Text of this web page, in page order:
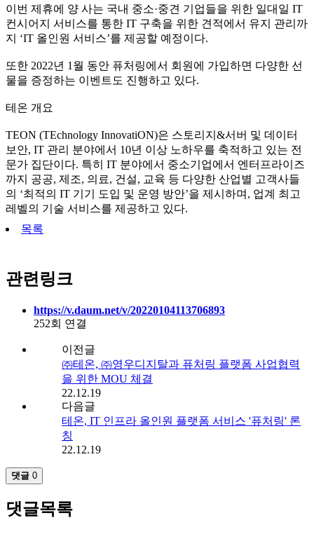
이번 제휴에 양 사는 국내 중소·중견 기업들을 위한 일대일 IT
컨시어지 서비스를 통한 IT 구축을 위한 견적에서 유지 관리까
지 ‘IT 올인원 서비스’를 제공할 예정이다.
또한 2022년 1월 동안 퓨처링에서 회원에 가입하면 다양한 선
물을 증정하는 이벤트도 진행하고 있다.
테온 개요
TEON (TEchnology InnovatiON)은 스토리지&서버 및 데이터
보안, IT 관리 분야에서 10년 이상 노하우를 축적하고 있는 전
문가 집단이다. 특히 IT 분야에서 중소기업에서 엔터프라이즈
까지 공공, 제조, 의료, 건설, 교육 등 다양한 산업별 고객사들
의 ‘최적의 IT 기기 도입 및 운영 방안’을 제시하며, 업계 최고
레벨의 기술 서비스를 제공하고 있다.
목록
관련링크
https://v.daum.net/v/20220104113706893
252회 연결
이전글
㈜테온, ㈜영우디지탈과 퓨처링 플랫폼 사업협력
을 위한 MOU 체결
22.12.19
다음글
테온, IT 인프라 올인원 플랫폼 서비스 '퓨처링' 론
칭
22.12.19
댓글 0
댓글목록